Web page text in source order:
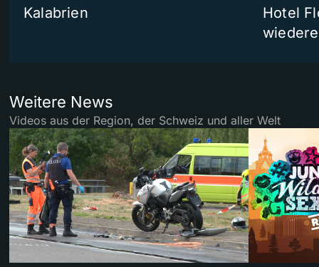
Kalabrien
Hotel
Weitere News
Videos aus der Region, der Schweiz und aller Welt